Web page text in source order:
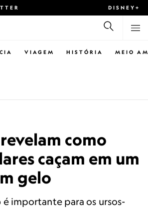
DISNEY+
VIAGEM HISTÓRIA MEIO
como
caçam em um
gelo
importante para os ursos-